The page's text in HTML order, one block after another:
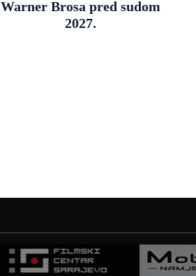
Warner Brosa pred sudom
2027.